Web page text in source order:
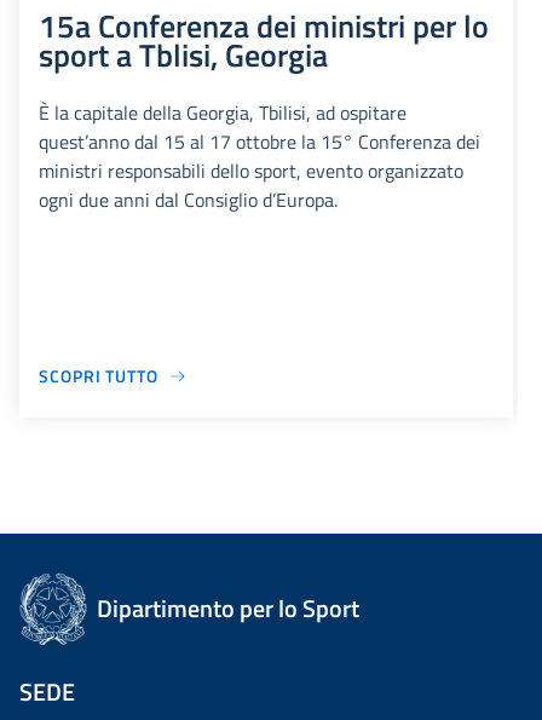
15a Conferenza dei ministri per lo
sport a Tblisi, Georgia
È la capitale della Georgia, Tbilisi, ad ospitare
quest’anno dal 15 al 17 ottobre la 15° Conferenza dei
ministri responsabili dello sport, evento organizzato
ogni due anni dal Consiglio d’Europa.
SCOPRI TUTTO
Dipartimento per lo Sport
SEDE